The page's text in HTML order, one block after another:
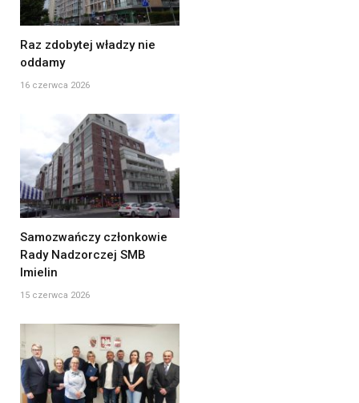
Raz zdobytej władzy nie
oddamy
16 czerwca 2026
Samozwańczy członkowie
Rady Nadzorczej SMB
Imielin
15 czerwca 2026